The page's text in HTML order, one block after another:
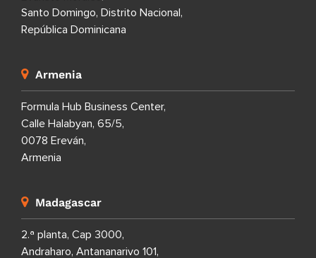
Santo Domingo, Distrito Nacional,
República Dominicana
Armenia
Formula Hub Business Center,
Calle Halabyan, 65/5,
0078 Ereván,
Armenia
Madagascar
2.ª planta, Cap 3000,
Andraharo, Antananarivo 101,